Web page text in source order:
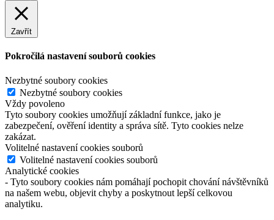
Zavřít
Pokročilá nastavení souborů cookies
Nezbytné soubory cookies
Nezbytné soubory cookies
Vždy povoleno
Tyto soubory cookies umožňují základní funkce, jako je
zabezpečení, ověření identity a správa sítě. Tyto cookies nelze
zakázat.
Volitelné nastavení cookies souborů
Volitelné nastavení cookies souborů
Analytické cookies
- Tyto soubory cookies nám pomáhají pochopit chování návštěvníků
na našem webu, objevit chyby a poskytnout lepší celkovou
analytiku.